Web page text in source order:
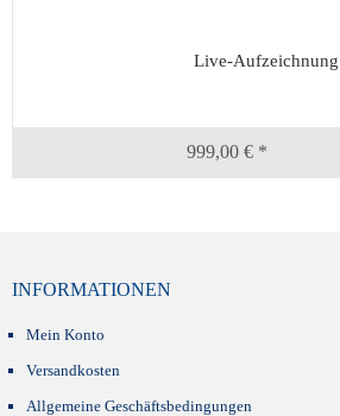
Live-Aufzeichnung
999,00 € *
INFORMATIONEN
Mein Konto
Versandkosten
Allgemeine Geschäftsbedingungen